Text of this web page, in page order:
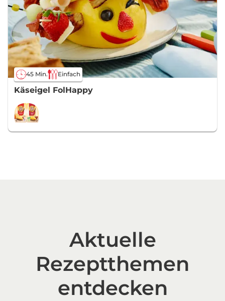
45 Min. Einfach
Käseigel FolHappy
Aktuelle
Rezeptthemen
entdecken